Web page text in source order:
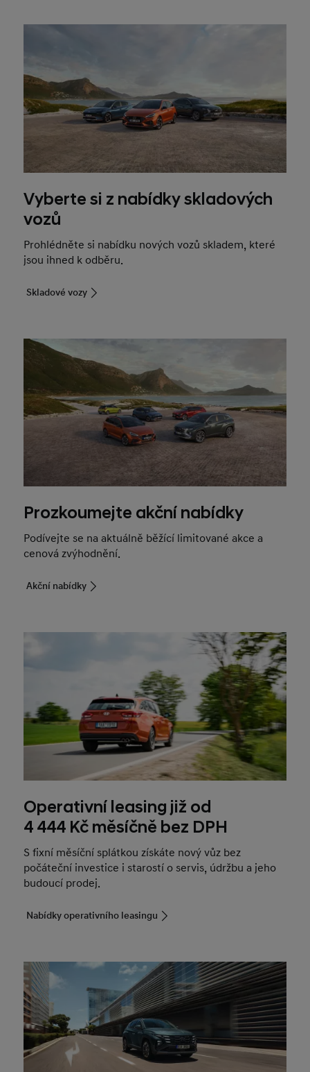
Vyberte si z nabídky skladových
vozů
Prohlédněte si nabídku nových vozů skladem, které
jsou ihned k odběru.
Skladové vozy
Prozkoumejte akční nabídky
Podívejte se na aktuálně běžící limitované akce a
cenová zvýhodnění.
Akční nabídky
Operativní leasing již od
4 444 Kč měsíčně bez DPH
S fixní měsíční splátkou získáte nový vůz bez
počáteční investice i starostí o servis, údržbu a jeho
budoucí prodej.
Nabídky operativního leasingu